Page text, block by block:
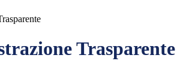
Trasparente